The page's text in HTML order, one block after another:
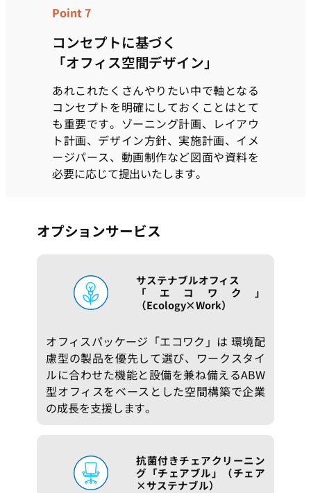
Point 7
コンセプトに基づく
「オフィス空間デザイン」
あれこれたくさんやりたい中で軸となる
コンセプトを明確にしておくことはとて
も重要です。ゾーニング計画、レイアウ
ト計画、デザイン方針、実施計画、イメ
ージパース、動画制作など図面や資料を
必要に応じて提出いたします。
オプションサービス
サステナブルオフィス
「エコワク」
（Ecology×Work）
オフィスパッケージ「エコワク」は 環境配
慮型の製品を優先して選び、ワークスタイ
ルに合わせた機能と設備を兼ね備えるABW
型オフィスをベースとした空間構築で企業
の成長を支援します。
抗菌付きチェアクリーニン
グ「チェアブル」（チェア
×サステナブル）